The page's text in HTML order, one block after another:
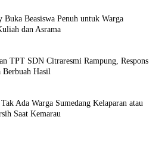
Buka Beasiswa Penuh untuk Warga
dan Asrama
TPT SDN Citraresmi Rampung, Respons
Berbuah Hasil
Ada Warga Sumedang Kelaparan atau
Saat Kemarau